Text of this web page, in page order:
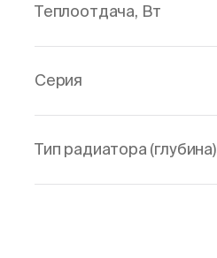
Теплоотдача, Вт
Серия
Тип радиатора (глубина)